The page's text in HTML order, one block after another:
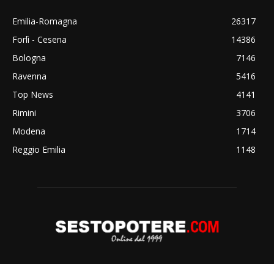
Emilia-Romagna
26317
Forlì - Cesena
14386
Bologna
7146
Ravenna
5416
Top News
4141
Rimini
3706
Modena
1714
Reggio Emilia
1148